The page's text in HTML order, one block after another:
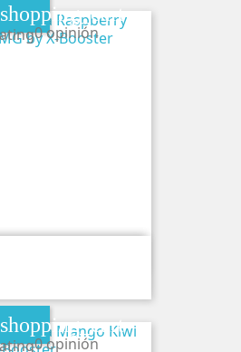
shopping_cart
0 opinión
shopping_cart
0 opinión